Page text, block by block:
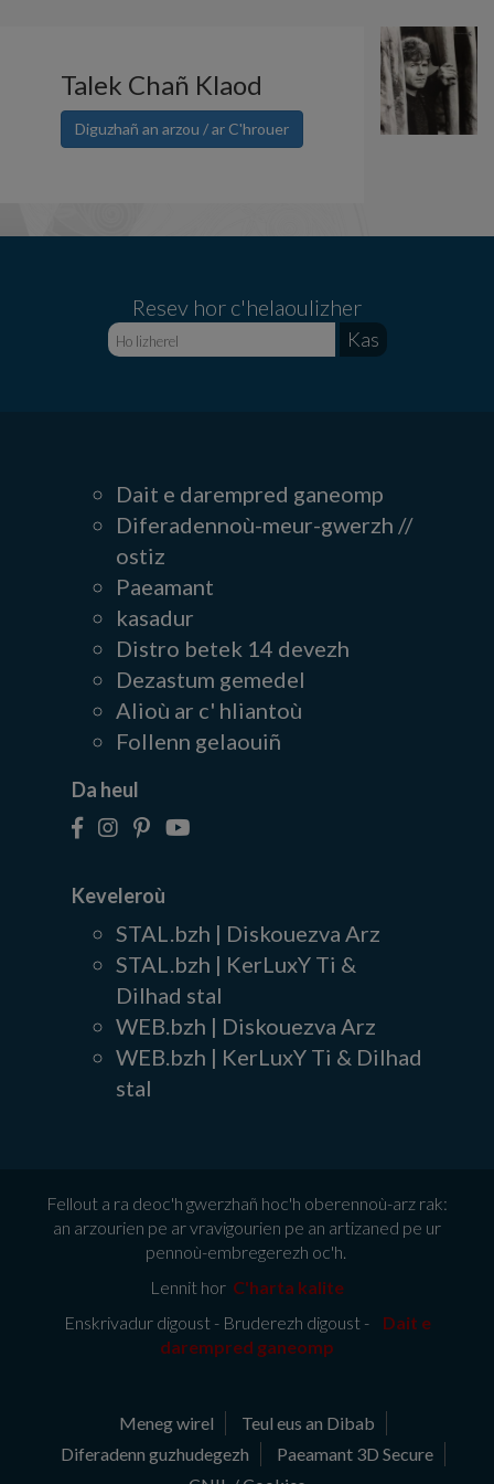
Talek Chañ Klaod
Diguzhañ an arzou / ar C'hrouer
Resev hor c'helaoulizher
Dait e darempred ganeomp
Diferadennoù-meur-gwerzh //
ostiz
Paeamant
kasadur
Distro betek 14 devezh
Dezastum gemedel
Alioù ar c' hliantoù
Follenn gelaouiñ
Da heul
Keveleroù
STAL.bzh | Diskouezva Arz
STAL.bzh | KerLuxY Ti &
Dilhad stal
WEB.bzh | Diskouezva Arz
WEB.bzh | KerLuxY Ti & Dilhad
stal
Fellout a ra deoc'h gwerzhañ hoc'h oberennoù-arz rak:
an arzourien pe ar vravigourien pe an artizaned pe ur
pennoù-embregerezh oc'h.
Lennit hor C'harta kalite
Enskrivadur digoust - Bruderezh digoust - Dait e
darempred ganeomp
Meneg wirel
Teul eus an Dibab
Diferadenn guzhudegezh
Paeamant 3D Secure